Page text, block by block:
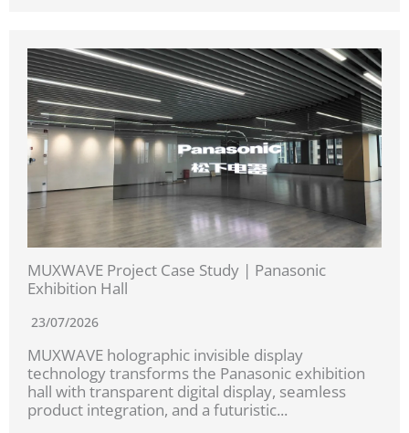
MUXWAVE Project Case Study | Panasonic
Exhibition Hall
23/07/2026
MUXWAVE holographic invisible display
technology transforms the Panasonic exhibition
hall with transparent digital display, seamless
product integration, and a futuristic...